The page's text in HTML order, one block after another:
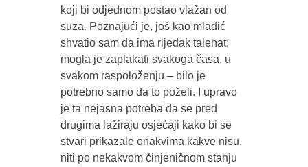
koji bi odjednom postao vlažan od
suza. Poznajući je, još kao mladić
shvatio sam da ima rijedak talenat:
mogla je zaplakati svakoga časa, u
svakom raspoloženju – bilo je
potrebno samo da to poželi. I upravo
je ta nejasna potreba da se pred
drugima lažiraju osjećaji kako bi se
stvari prikazale onakvima kakve nisu,
niti po nekakvom činjeničnom stanju